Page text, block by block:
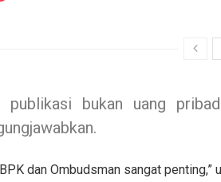
publikasi bukan uang
dan Ombudsman sangat penting,”